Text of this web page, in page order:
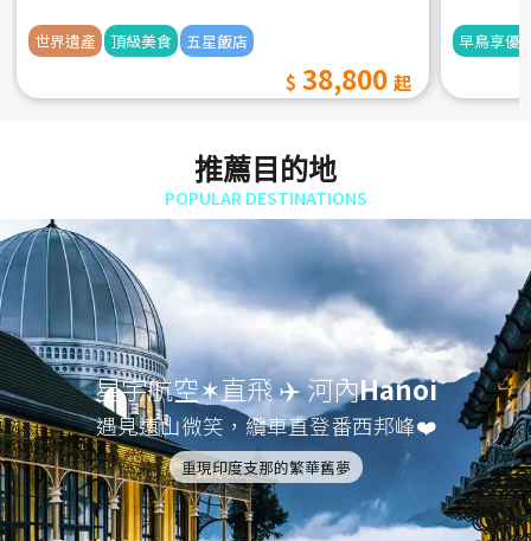
世界遺產 頂級美食 五星飯店
38,800
早鳥享優
推薦目的地
POPULAR DESTINATIONS
星宇航空✶直飛 ✈️ 河內Hanoi
遇見遠山微笑，纜車直登番西邦峰❤️
重現印度支那的繁華舊夢